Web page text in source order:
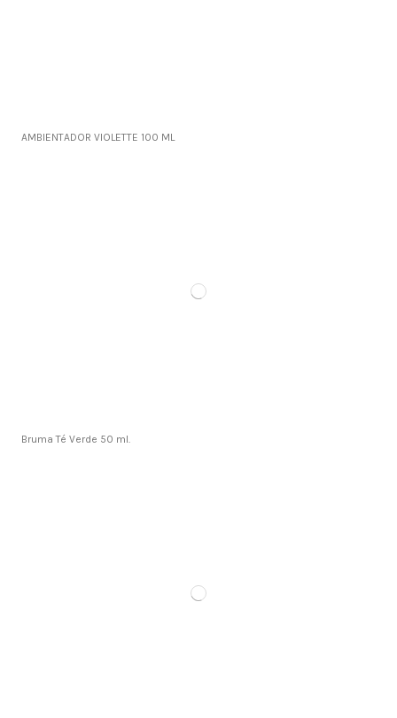
AMBIENTADOR VIOLETTE 100 ML
Bruma Té Verde 50 ml.